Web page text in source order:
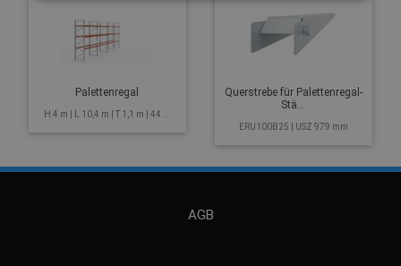
Palettenregal
H 4 m | L 10,4 m | T 1,1 m | 44 ...
Querstrebe für Palettenregal-
Stä...
ERU100B25 | USZ 979 mm
AGB